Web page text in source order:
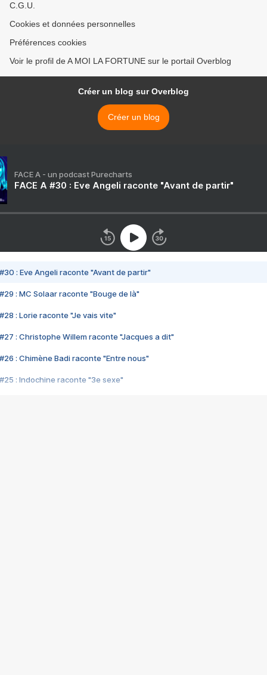
C.G.U.
Cookies et données personnelles
Préférences cookies
Voir le profil de A MOI LA FORTUNE sur le portail Overblog
Créer un blog sur Overblog
Créer un blog
FACE A - un podcast Purecharts
FACE A #30 : Eve Angeli raconte "Avant de partir"
#30 : Eve Angeli raconte "Avant de partir"
#29 : MC Solaar raconte "Bouge de là"
#28 : Lorie raconte "Je vais vite"
#27 : Christophe Willem raconte "Jacques a dit"
#26 : Chimène Badi raconte "Entre nous"
#25 : Indochine raconte "3e sexe"